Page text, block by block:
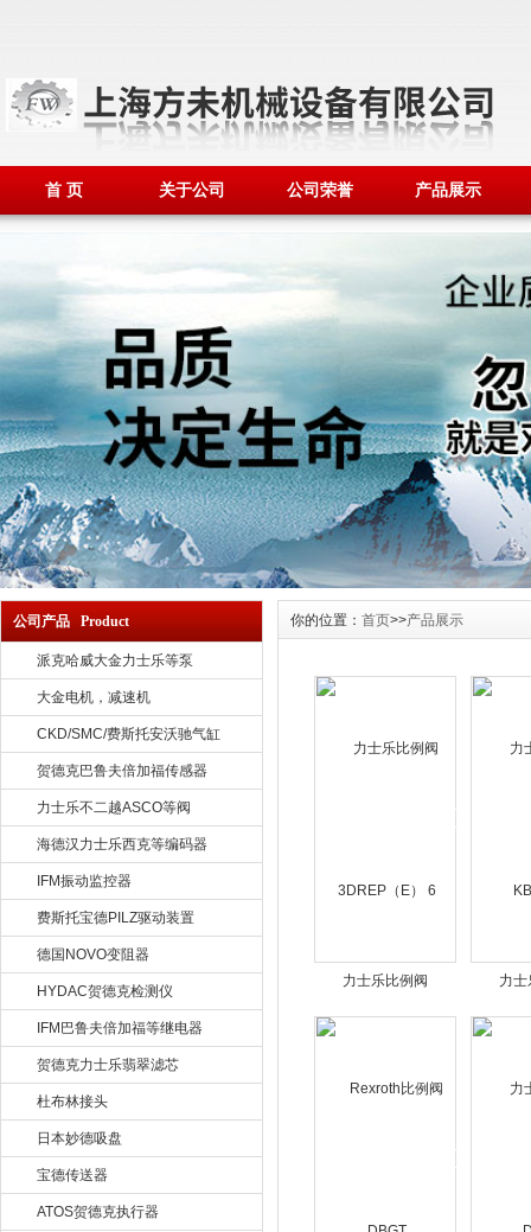
首 页 关于公司 公司荣誉 产品展示
公司产品 Product
派克哈威大金力士乐等泵
大金电机，减速机
CKD/SMC/费斯托安沃驰气缸
贺德克巴鲁夫倍加福传感器
力士乐不二越ASCO等阀
海德汉力士乐西克等编码器
IFM振动监控器
费斯托宝德PILZ驱动装置
德国NOVO变阻器
HYDAC贺德克检测仪
IFM巴鲁夫倍加福等继电器
贺德克力士乐翡翠滤芯
杜布林接头
日本妙德吸盘
宝德传送器
ATOS贺德克执行器
你的位置： 首页>>产品展示
力士乐比例阀
力